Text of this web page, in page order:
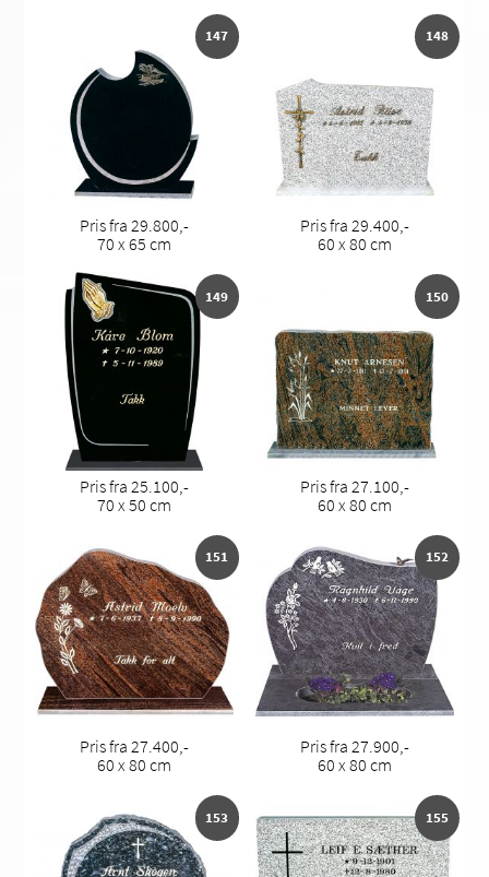
147
Pris fra 29.800,-
70 x 65 cm
148
Pris fra 29.400,-
60 x 80 cm
149
Pris fra 25.100,-
70 x 50 cm
150
Pris fra 27.100,-
60 x 80 cm
151
Pris fra 27.400,-
60 x 80 cm
152
Pris fra 27.900,-
60 x 80 cm
153 155